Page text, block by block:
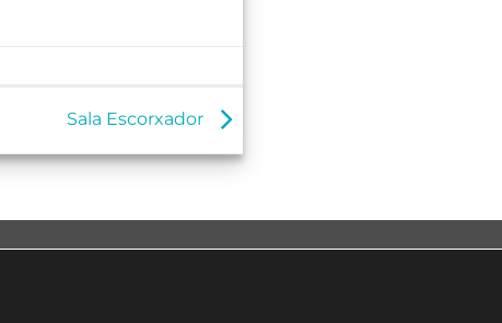
Sala Escorxador